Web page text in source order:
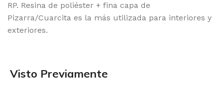
RP. Resina de poliéster + fina capa de
Pizarra/Cuarcita es la más utilizada para interiores y
exteriores.
Visto Previamente